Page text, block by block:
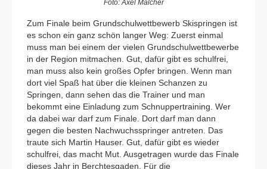
Foto: Axel Malcher
Zum Finale beim Grundschulwettbewerb Skispringen ist
es schon ein ganz schön langer Weg: Zuerst einmal
muss man bei einem der vielen Grundschulwettbewerbe
in der Region mitmachen. Gut, dafür gibt es schulfrei,
man muss also kein großes Opfer bringen. Wenn man
dort viel Spaß hat über die kleinen Schanzen zu
Springen, dann sehen das die Trainer und man
bekommt eine Einladung zum Schnuppertraining. Wer
da dabei war darf zum Finale. Dort darf man dann
gegen die besten Nachwuchsspringer antreten. Das
traute sich Martin Hauser. Gut, dafür gibt es wieder
schulfrei, das macht Mut. Ausgetragen wurde das Finale
dieses Jahr in Berchtesgaden. Für die